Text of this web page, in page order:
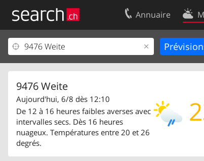
Annuaire
9476 Weite
Aujourd'hui, 6/8 dès 12:10
De 12 à 16 heures faibles averses avec
intervalles secs. Dès 16 heures
nuageux. Températures entre 20 et 26
degrés.
Votre inscription
Centre clients